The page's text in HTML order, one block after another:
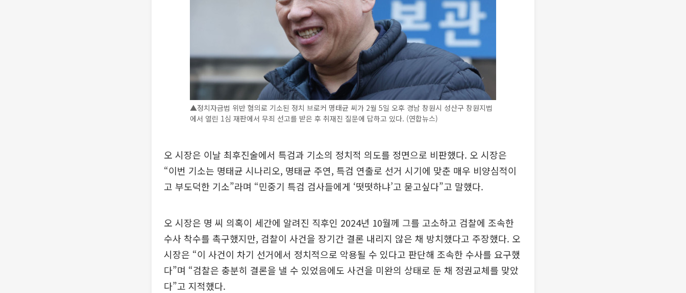
▲정치자금법 위반 혐의로 기소된 정치 브로커 명태균 씨가 2월 5일 오후 경남 창원시 성산구 창원지법
에서 열린 1심 재판에서 무죄 선고를 받은 후 취재진 질문에 답하고 있다. (연합뉴스)
오 시장은 이날 최후진술에서 특검과 기소의 정치적 의도를 정면으로 비판했다. 오 시장은
“이번 기소는 명태균 시나리오, 명태균 주연, 특검 연출로 선거 시기에 맞춘 매우 비양심적이
고 부도덕한 기소”라며 “민중기 특검 검사들에게 ‘떳떳하냐’고 묻고싶다”고 말했다.
오 시장은 명 씨 의혹이 세간에 알려진 직후인 2024년 10월께 그를 고소하고 검찰에 조속한
수사 착수를 촉구했지만, 검찰이 사건을 장기간 결론 내리지 않은 채 방치했다고 주장했다. 오
시장은 “이 사건이 차기 선거에서 정치적으로 악용될 수 있다고 판단해 조속한 수사를 요구했
다”며 “검찰은 충분히 결론을 낼 수 있었음에도 사건을 미완의 상태로 둔 채 정권교체를 맞았
다”고 지적했다.